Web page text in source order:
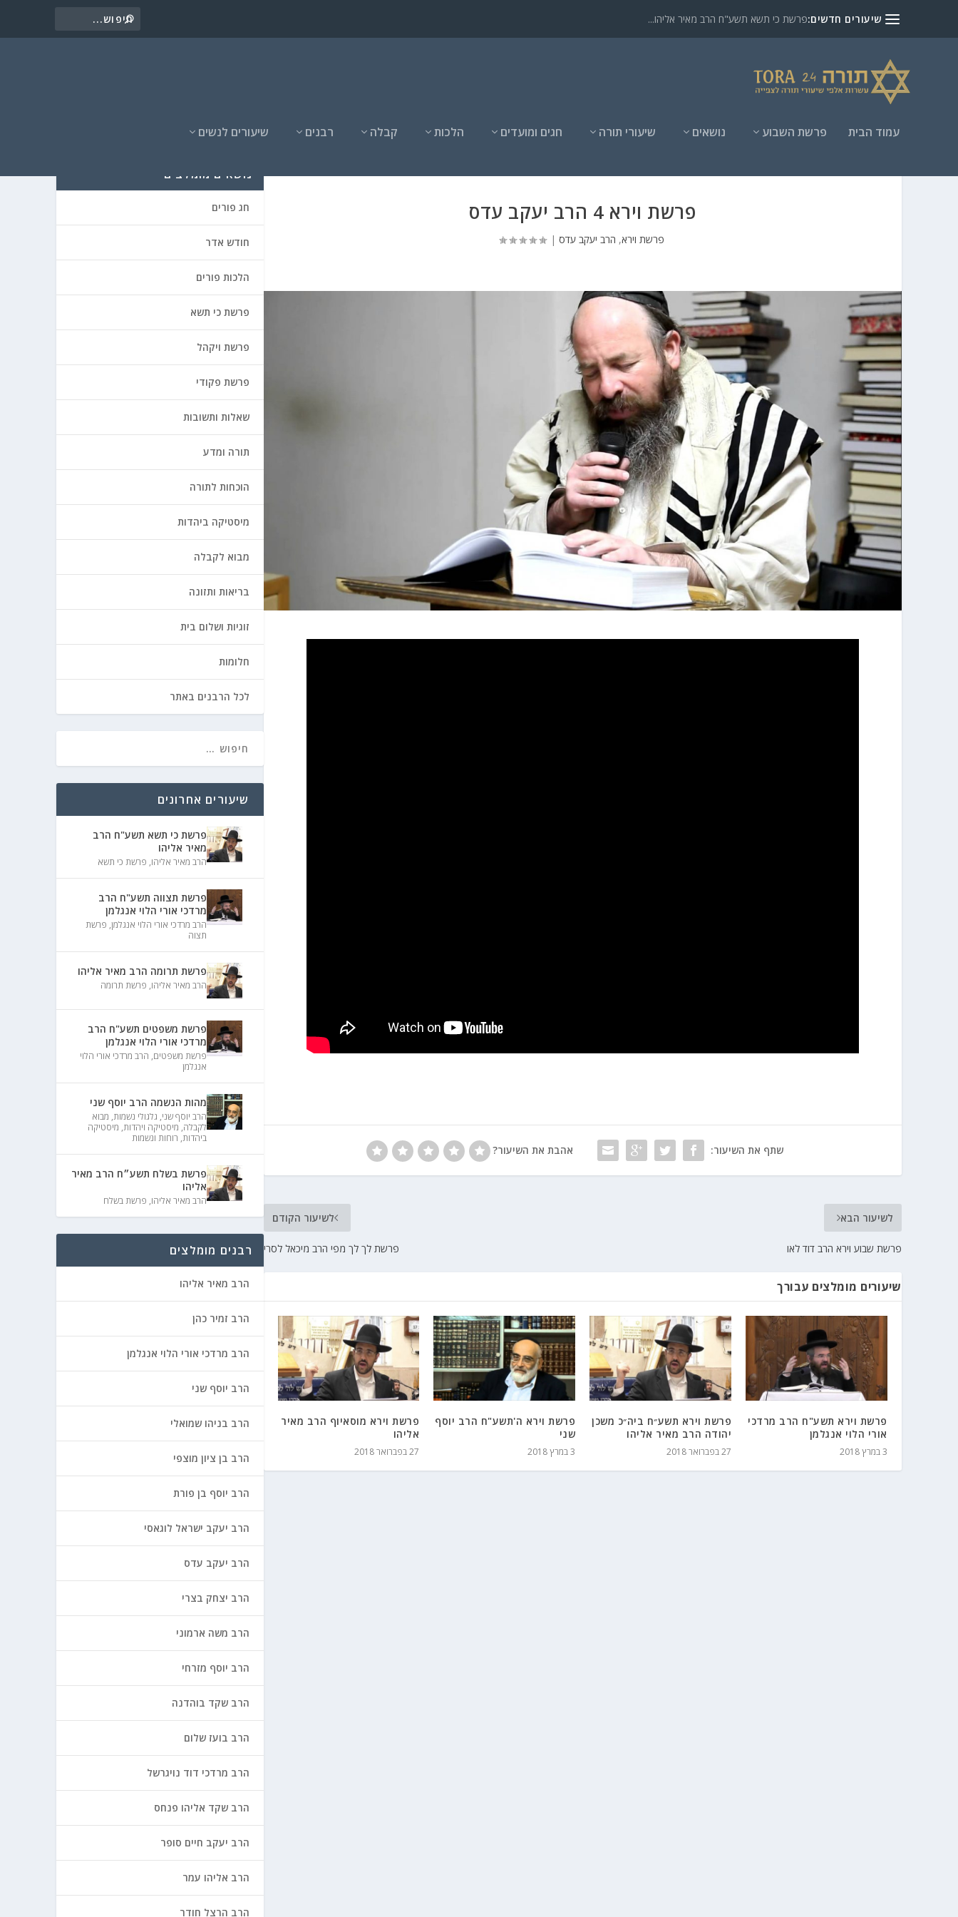
שיעורים חדשים:פרשת כי תשא תשע"ח הרב מאיר אליהו...
עמוד הבית פרשת השבוע נושאים שיעורי תורה חגים ומועדים הלכות קבלה רבנים שיעורים לנשים
פרשת וירא 4 הרב יעקב עדס
פרשת וירא, הרב יעקב עדס|
שתף את השיעור: אהבת את השיעור?
לשיעור הקודם
פרשת לך לך מפי הרב מיכאל לסרי
לשיעור הבא
פרשת שבוע וירא הרב דוד לאו
שיעורים מומלצים עבורך
פרשת וירא תשע"ח הרב מרדכי
אורי הלוי אנגלמן
3 במרץ 2018
פרשת וירא תשע״ח ביה״כ משכן
יהודה הרב מאיר אליהו
27 בפברואר 2018
פרשת וירא ה'תשע"ח הרב יוסף
שני
3 במרץ 2018
פרשת וירא מוסאיוף הרב מאיר
אליהו
27 בפברואר 2018
נושאים מומלצים
חג פורים
חודש אדר
הלכות פורים
פרשת כי תשא
פרשת ויקהל
פרשת פקודי
שאלות ותשובות
תורה ומדע
הוכחות לתורה
מיסטיקה ביהדות
מבוא לקבלה
בריאות ותזונה
זוגיות ושלום בית
חלומות
לכל הרבנים באתר
שיעורים אחרונים
פרשת כי תשא תשע"ח הרב
מאיר אליהו
הרב מאיר אליהו, פרשת כי תשא
פרשת תצווה תשע"ח הרב
מרדכי אורי הלוי אנגלמן
הרב מרדכי אורי הלוי אנגלמן, פרשת
תצוה
פרשת תרומה הרב מאיר אליהו
הרב מאיר אליהו, פרשת תרומה
פרשת משפטים תשע"ח הרב
מרדכי אורי הלוי אנגלמן
פרשת משפטים, הרב מרדכי אורי הלוי
אנגלמן
מהות הנשמה הרב יוסף שני
הרב יוסף שני, גלגולי נשמות, מבוא
לקבלה, מיסטיקה ויהדות, מיסטיקה
ביהדות, רוחות ונשמות
פרשת בשלח תשע״ח הרב מאיר
אליהו
הרב מאיר אליהו, פרשת בשלח
רבנים מומלצים
הרב מאיר אליהו
הרב זמיר כהן
הרב מרדכי אורי הלוי אנגלמן
הרב יוסף שני
הרב בניהו שמואלי
הרב בן ציון מוצפי
הרב יוסף בן פורת
הרב יעקב ישראל לוגאסי
הרב יעקב עדס
הרב יצחק בצרי
הרב משה ארמוני
הרב יוסף מזרחי
הרב שקד בוהדנה
הרב בועז שלום
הרב מרדכי דוד נויגרשל
הרב שקד אליהו פנחס
הרב יעקב חיים סופר
הרב אליהו עמר
הרב הרצל חודר